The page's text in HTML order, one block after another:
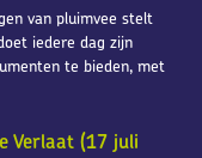
van pluimvee stelt
iedere dag zijn
te bieden, met
Verlaat (17 juli